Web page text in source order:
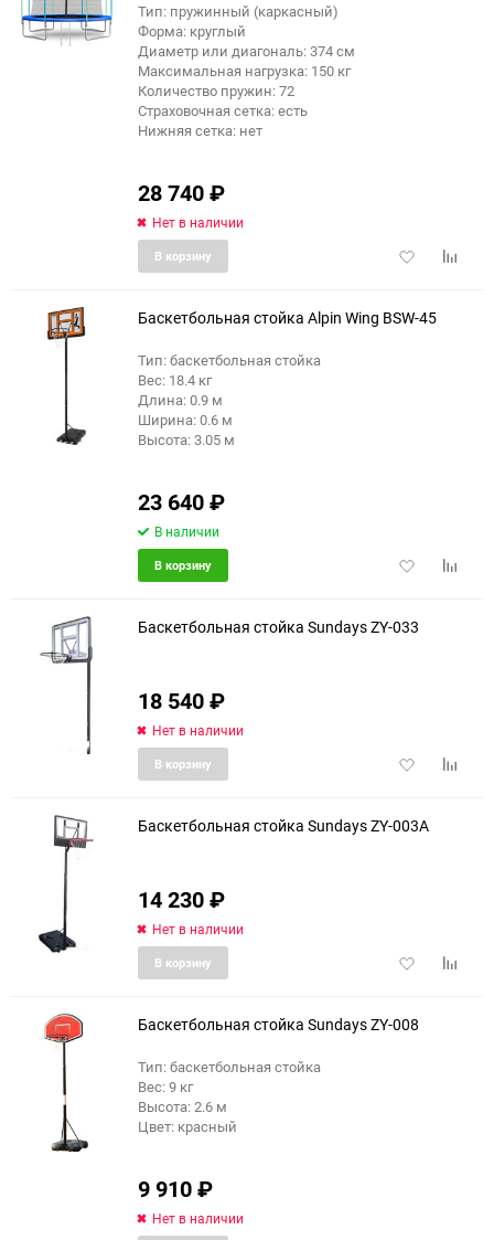
Тип: пружинный (каркасный)
Форма: круглый
Диаметр или диагональ: 374 см
Максимальная нагрузка: 150 кг
Количество пружин: 72
Страховочная сетка: есть
Нижняя сетка: нет
28 740₽
Нет в наличии
Добавить
В корзину
Баскетбольная стойка Alpin Wing BSW-45
Тип: баскетбольная стойка
Вес: 18.4 кг
Длина: 0.9 м
Ширина: 0.6 м
Высота: 3.05 м
23 640₽
В наличии
Добавить
В корзину
Баскетбольная стойка Sundays ZY-033
18 540₽
Нет в наличии
Добавить
В корзину
Баскетбольная стойка Sundays ZY-003A
14 230₽
Нет в наличии
Добавить
В корзину
Баскетбольная стойка Sundays ZY-008
Тип: баскетбольная стойка
Вес: 9 кг
Высота: 2.6 м
Цвет: красный
9 910₽
Нет в наличии